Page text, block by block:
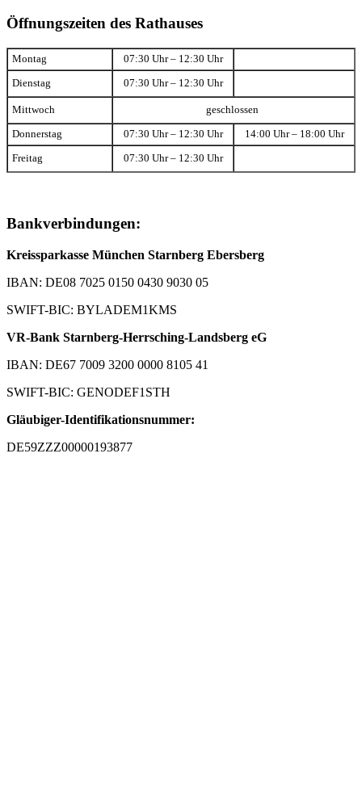
Öffnungszeiten des Rathauses
Montag 07:30 Uhr – 12:30 Uhr
Dienstag 07:30 Uhr – 12:30 Uhr
Mittwoch geschlossen
Donnerstag 07:30 Uhr – 12:30 Uhr 14:00 Uhr – 18:00 Uhr
Freitag 07:30 Uhr – 12:30 Uhr
Bankverbindungen:
Kreissparkasse München Starnberg Ebersberg
IBAN: DE08 7025 0150 0430 9030 05
SWIFT-BIC: BYLADEM1KMS
VR-Bank Starnberg-Herrsching-Landsberg eG
IBAN: DE67 7009 3200 0000 8105 41
SWIFT-BIC: GENODEF1STH
Gläubiger-Identifikationsnummer:
DE59ZZZ00000193877